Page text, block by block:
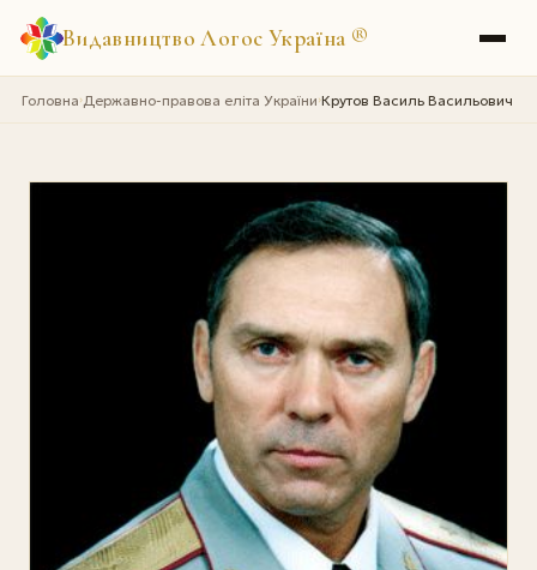
Видавництво Логос Україна ®
Головна›Державно-правова еліта України›Крутов Василь Васильович